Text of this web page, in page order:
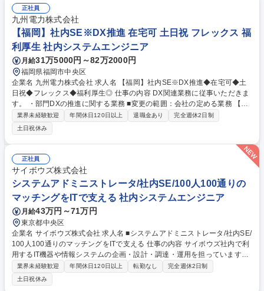
正社員
九州電力株式会社
【福岡】社内SE※DX推進 在宅可 土日祝 フレックス 福
利厚生 社内システムエンジニア
月給31万5000円～82万2000円
福岡県福岡市中央区
企業名 九州電力株式会社 求人名 【福岡】社内SE※DX推進◆在宅可◆土
日祝◆フレックス◆福利厚生◎ 仕事の内容 DX関連業務に従事いただきま
す。 ・部門DXの推進に関する業務 ■変更の範囲：会社の定める業務 【成
長や挑戦を後押しする環境】個人の思い（Will）と九電グループのビジョ
ンを結び付け、人と組織が共に成長しながら価値創出につなげていく人的
資本経営を推進しています。事業を支える専門力の向上に加え、社員の自
律的な成長と学びを支援する教育・研修の充実、多様な人材が活躍できる
環境をつくるための人事評価・処遇制度の見直しなど、自律的な成長・挑
戦を支援する環境整備にも積極的に取り組んでいます。 募集職種 【福
岡】社内SE※DX推進◆在宅可◆土日祝◆フレックス◆福利厚生◎
業界未経験歓迎 年間休日120日以上 退職金あり
完全週休2日制
土日祝休み
正社員
サイボウズ株式会社
システムアドミニストレータ/社内SE/100人100通りの
マッチングをITで支える 社内システムエンジニア
月給43万円～71万円
東京都中央区
企業名 サイボウズ株式会社 求人名 ■システムアドミニストレータ/社内SE/
100人100通りのマッチングをITで支える 仕事の内容 サイボウズ社内で利
用するIT機器や情報システムの企画・設計・調達・運用を担っています。
情報システムの設計、構築、運用保守及びセキュリティ対策等の導入提案
や展開等のサービスを提供しています。 【業務内容】■サイボウズの働き
方を支えるITシステムの設計/構築/運用保守■社内用IaaS/SaaS/Idpの設計/
業界未経験歓迎 年間休日120日以上 転勤なし
完全週休2日制
土日祝休み